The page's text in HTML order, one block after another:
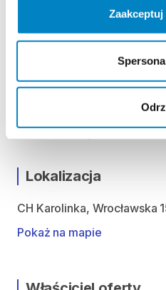
Środa: 9:00 - 21:00
Piątek: 9:00 - 21:00
Sobota: 9:00 - 21:00
Niedziela handlowa: 10:00
Możliwość odbioru i
otwarcia sklepu.
Lokalizacja
CH Karolinka, Wrocławska
Pokaż na mapie